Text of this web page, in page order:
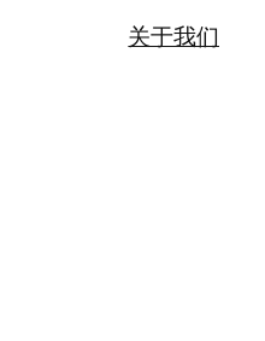
关于我们